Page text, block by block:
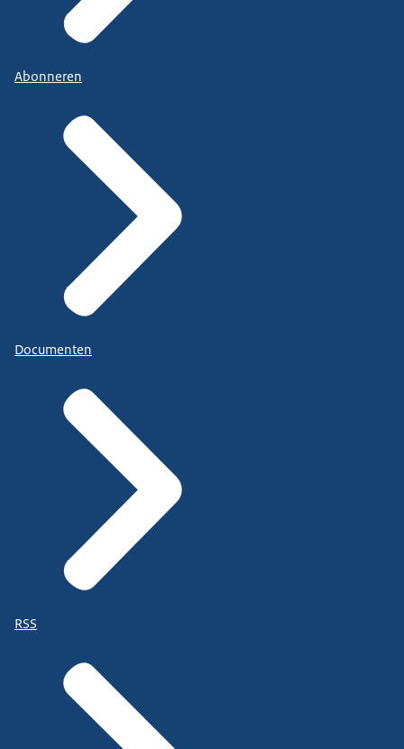
Abonneren
Documenten
RSS